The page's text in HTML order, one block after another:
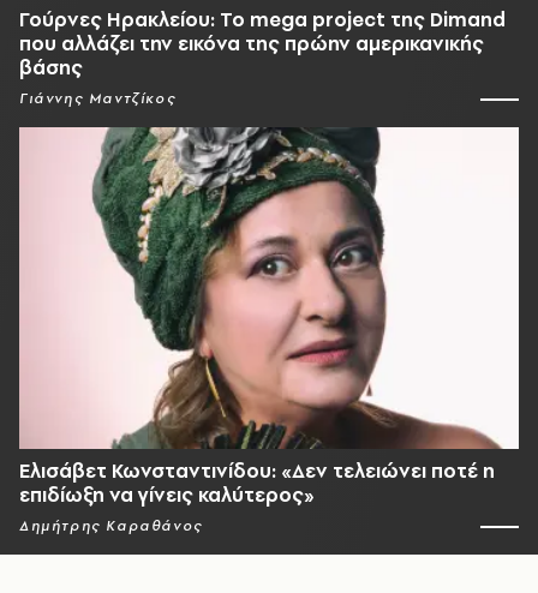
Γούρνες Ηρακλείου: To mega project της Dimand
που αλλάζει την εικόνα της πρώην αμερικανικής
βάσης
Γιάννης Μαντζίκος
Ελισάβετ Κωνσταντινίδου: «Δεν τελειώνει ποτέ η
επιδίωξη να γίνεις καλύτερος»
Δημήτρης Καραθάνος